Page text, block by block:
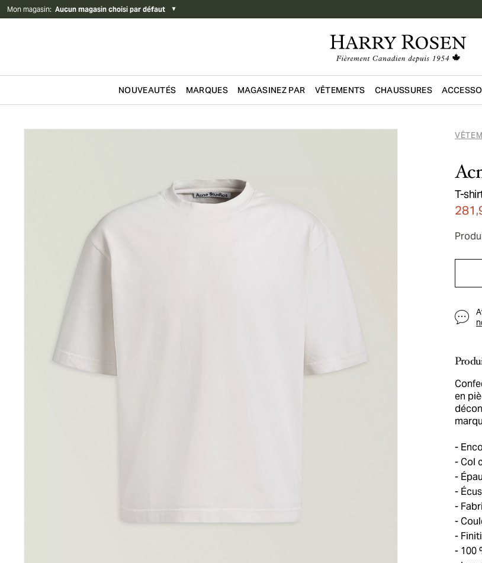
Mon magasin: Aucun magasin choisi par défaut ▼
Passer au
NOUVEAUTÉS MARQUES MAGASINEZ PAR VÊTEMENTS CHAUSSURES
T-
en
Col
100